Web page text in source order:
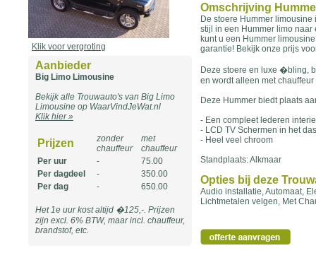
Klik voor vergroting
Aanbieder
Big Limo Limousine
Bekijk alle Trouwauto's van Big Limo
Limousine op WaarVindJeWat.nl
Klik hier »
Prijzen
zonder
chauffeur
met
chauffeur
Per uur
-
75.00
Per dagdeel
-
350.00
Per dag
- 650.00
Het 1e uur kost altijd �125,-. Prijzen
zijn excl. 6% BTW, maar incl. chauffeur,
brandstof, etc.
Omschrijving
De stoere Hummer
stijl in een Hummer limo
kunt u een Hummer
garantie! Bekijk onze prijs
Deze stoere en luxe �bling,
en wordt alleen met
Deze Hummer biedt plaats
- Een compleet lederen
- LCD TV Schermen in het
- Heel veel chroom
Standplaats: Alkmaar
Opties bij deze
Audio installatie, Automaat,
Lichtmetalen velgen, Met